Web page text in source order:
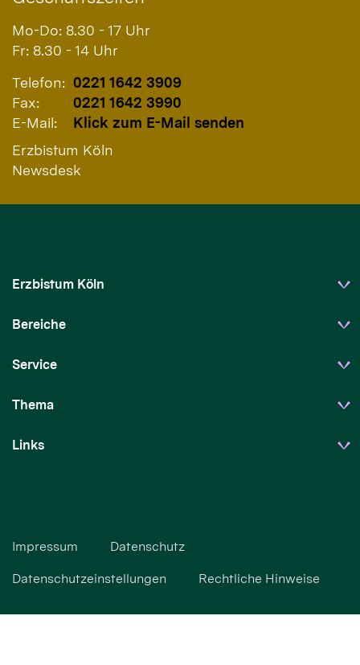
Mo-Do: 8.30 - 17 Uhr
Fr: 8.30 - 14 Uhr
Telefon: 0221 1642 3909
Fax:
0221 1642 3990
E-Mail:
Klick zum E-Mail senden
Erzbistum Köln
Newsdesk
Erzbistum Köln
Bereiche
Service
Thema
Links
Impressum Datenschutz
Datenschutzeinstellungen Rechtliche Hinweise